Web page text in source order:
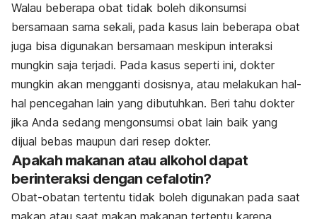
Walau beberapa obat tidak boleh dikonsumsi
bersamaan sama sekali, pada kasus lain beberapa obat
juga bisa digunakan bersamaan meskipun interaksi
mungkin saja terjadi. Pada kasus seperti ini, dokter
mungkin akan mengganti dosisnya, atau melakukan hal-
hal pencegahan lain yang dibutuhkan. Beri tahu dokter
jika Anda sedang mengonsumsi obat lain baik yang
dijual bebas maupun dari resep dokter.
Apakah makanan atau alkohol dapat
berinteraksi dengan cefalotin?
Obat-obatan tertentu tidak boleh digunakan pada saat